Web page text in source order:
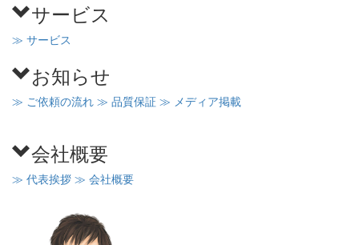
サービス
≫ サービス
お知らせ
≫ ご依頼の流れ ≫ 品質保証 ≫ メディア掲載
会社概要
≫ 代表挨拶 ≫ 会社概要